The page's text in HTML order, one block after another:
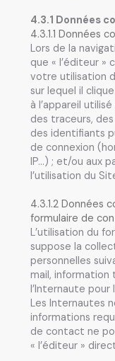
4.3.1 Données
4.3.1.1 Données
Lors de la
que « l’éditeur »
votre utilisation
sur lequel il
à l’appareil
des traceurs,
des identifiants
de connexion
IP…) ; et/ou aux
l’utilisation du
4.3.1.2 Données
formulaire de
L’utilisation du
suppose la
personnelles
mail, information
l’Internaute pour
Les Internautes
informations
de contact ne
« l’éditeur »